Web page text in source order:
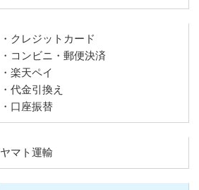
・クレジットカード
・コンビニ・郵便決済
・楽天ペイ
・代金引換え
・口座振替
ヤマト運輸